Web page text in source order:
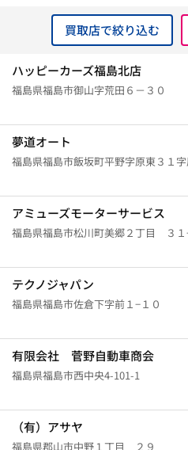
買取店で絞り込む
ハッピーカーズ福島北店
福島県福島市御山字荒田６－３０
夢道オート
福島県福島市飯坂町平野字原東３１字
アミューズモーターサービス
福島県福島市松川町美郷２丁目 ３１
テクノジャパン
福島県福島市佐倉下字前１−１０
有限会社 菅野自動車商会
福島県福島市西中央4-101-1
（有）アサヤ
福島県郡山市中野１丁目 ２９